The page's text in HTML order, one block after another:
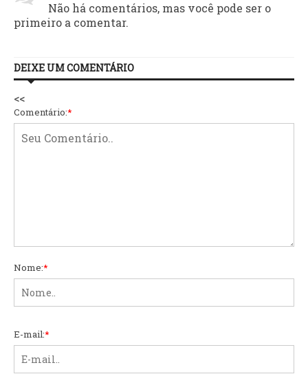
Não há comentários, mas você pode ser o
primeiro a comentar.
DEIXE UM COMENTÁRIO
<<
Comentário:*
Nome:*
E-mail:*